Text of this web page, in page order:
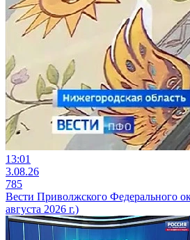
13:01
3.08.26
785
Вести Приволжского Федерального
августа 2026 г.)